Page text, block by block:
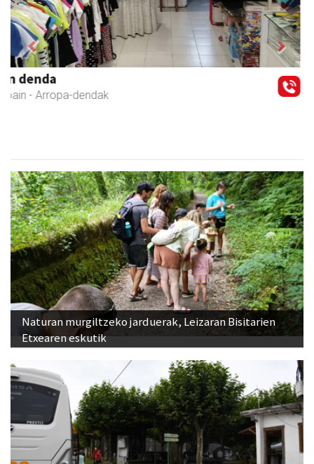
Xixori belar-denda
Andoain - Belar-denda
Previous Next
Naturan murgiltzeko jarduerak, Leizaran Bisitarien
Etxearen eskutik